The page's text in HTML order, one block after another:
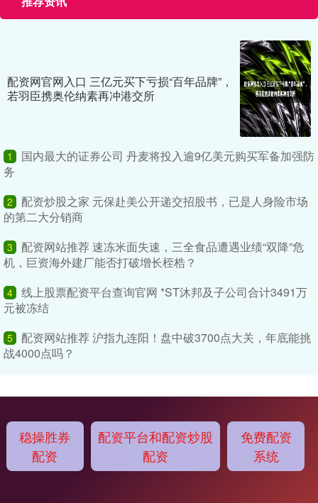
配资网官网入口 三亿元买下亏损“百年品牌”，
若羽臣携奥伦纳素再冲港交所
1
国内最大的证券公司 丹麦将投入逾9亿美元购买军备加强防
务
2
配资炒股之家 元保赴美公开递交招股书，已是人身险市场
的第二大分销商
3
配资网站推荐 速冻米面失速，三全食品遭遇业绩“双降”危
机，巨资海外建厂能否打破增长桎梏？
4 线上股票配资平台查询官网 *ST沐邦及子公司合计3491万
元被冻结
5
配资网站推荐 沪指九连阳！盘中破3700点大关，年底能挑
战4000点吗？
稳操胜券
配资
配资平台和配资炒股
配资
免费配资
系统